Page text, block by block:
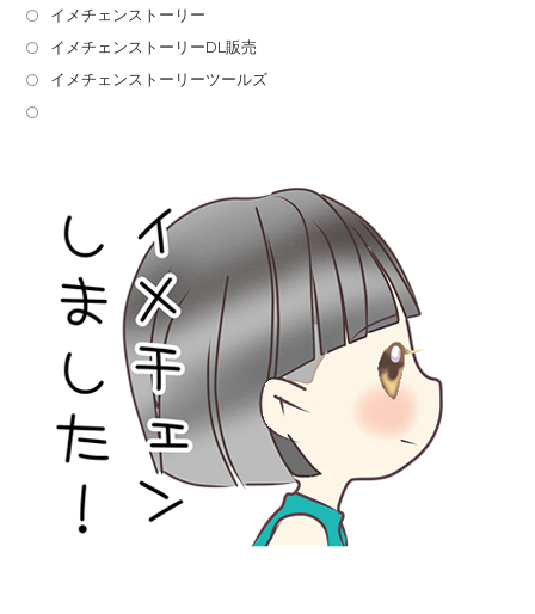
イメチェンストーリー
イメチェンストーリーDL販売
イメチェンストーリーツールズ